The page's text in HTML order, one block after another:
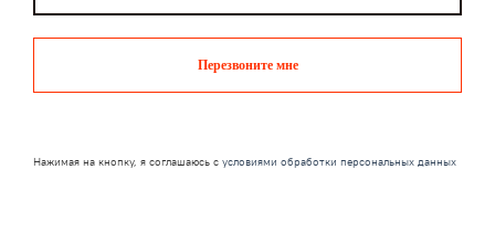
Перезвоните мне
Нажимая на кнопку, я соглашаюсь с условиями обработки персональных данных